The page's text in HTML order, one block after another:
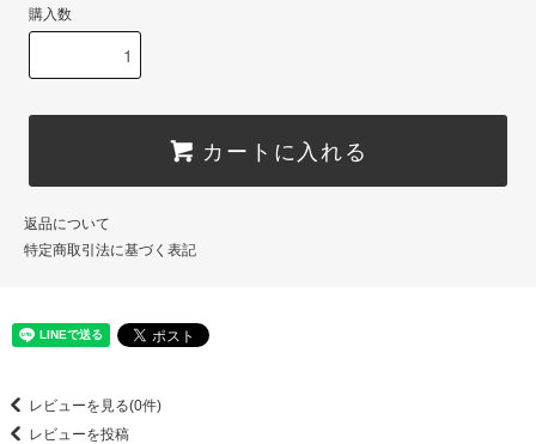
購入数
カートに入れる
返品について
特定商取引法に基づく表記
レビューを見る(0件)
レビューを投稿